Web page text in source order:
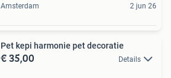
Amsterdam 2 jun 26
Pet kepi harmonie pet decoratie
€ 35,00 Details